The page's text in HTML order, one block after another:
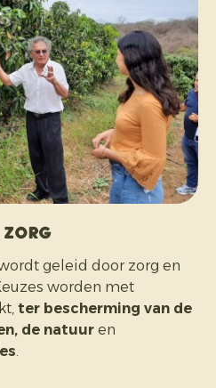
Zorg
geleid door zorg en
worden met
ter bescherming van de
de natuur en
.